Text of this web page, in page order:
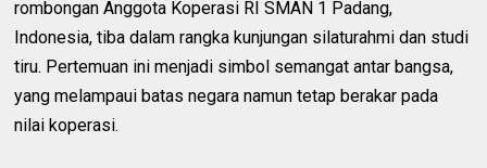
rombongan Anggota Koperasi RI SMAN 1 Padang,
Indonesia, tiba dalam rangka kunjungan silaturahmi dan studi
tiru. Pertemuan ini menjadi simbol semangat antar bangsa,
yang melampaui batas negara namun tetap berakar pada
nilai koperasi.